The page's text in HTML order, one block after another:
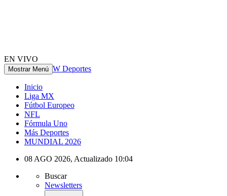
EN VIVO
Mostrar Menú W Deportes
Inicio
Liga MX
Fútbol Europeo
NFL
Fórmula Uno
Más Deportes
MUNDIAL 2026
08 AGO 2026, Actualizado 10:04
Buscar
Newsletters